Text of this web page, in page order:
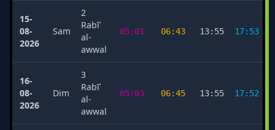
15-
08-
2026
Sam
2
Rabīʿ
al-
awwal
05:01 06:43 13:55 17:53
16-
08-
2026
Dim
3
Rabīʿ
al-
awwal
05:03 06:45 13:55 17:52